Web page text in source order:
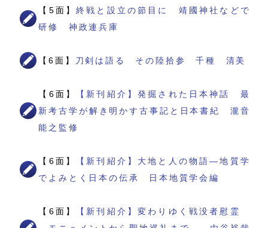
【5面】終戦と設立の節目に 靖國神社などで
研修 神政連兵庫
【6面】 刀剣は語る その陸拾参 千種 清美
【6面】
【新刊紹介】発掘された日本神話 最
新考古学が解き明かす古事記と日本書紀 瀧音
能之監修
【6面】
【新刊紹介】大地と人の物語―地質学
でよみとく日本の伝承 日本地質学会編
【6面】
【新刊紹介】変わりゆく戦没者慰霊